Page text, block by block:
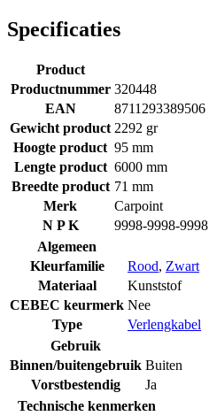
Specificaties
Product
Productnummer 320448
EAN
8711293389506
Gewicht product 2292 gr
Hoogte product 95 mm
Lengte product 6000 mm
Breedte product 71 mm
Merk
Carpoint
N P K
9998-9998-9998
Algemeen
Kleurfamilie
Rood, Zwart
Materiaal
Kunststof
CEBEC keurmerk Nee
Type
Verlengkabel
Gebruik
Binnen/buitengebruik Buiten
Vorstbestendig
Ja
Technische kenmerken